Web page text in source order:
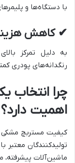
با دستگاه‌ها و
✔کاهش
به دلیل تمرکز
رنگدانه‌های پودری
چرا انتخاب
اهمیت دارد؟
کیفیت مستربچ مشکی
تولیدکنندگان معتبر
ماشین‌آلات پیشرفته،